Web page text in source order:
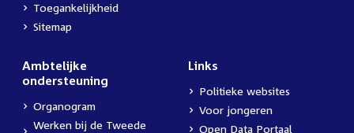
Toegankelijkheid
Sitemap
Ambtelijke
ondersteuning
Organogram
Werken bij de Tweede
Links
Politieke websites
Voor jongeren
Open Data Portaal